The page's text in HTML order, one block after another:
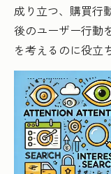
成り立つ、購買行
後のユーザー行動
を考えるのに役立